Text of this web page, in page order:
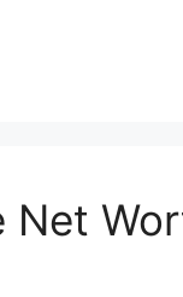
Net